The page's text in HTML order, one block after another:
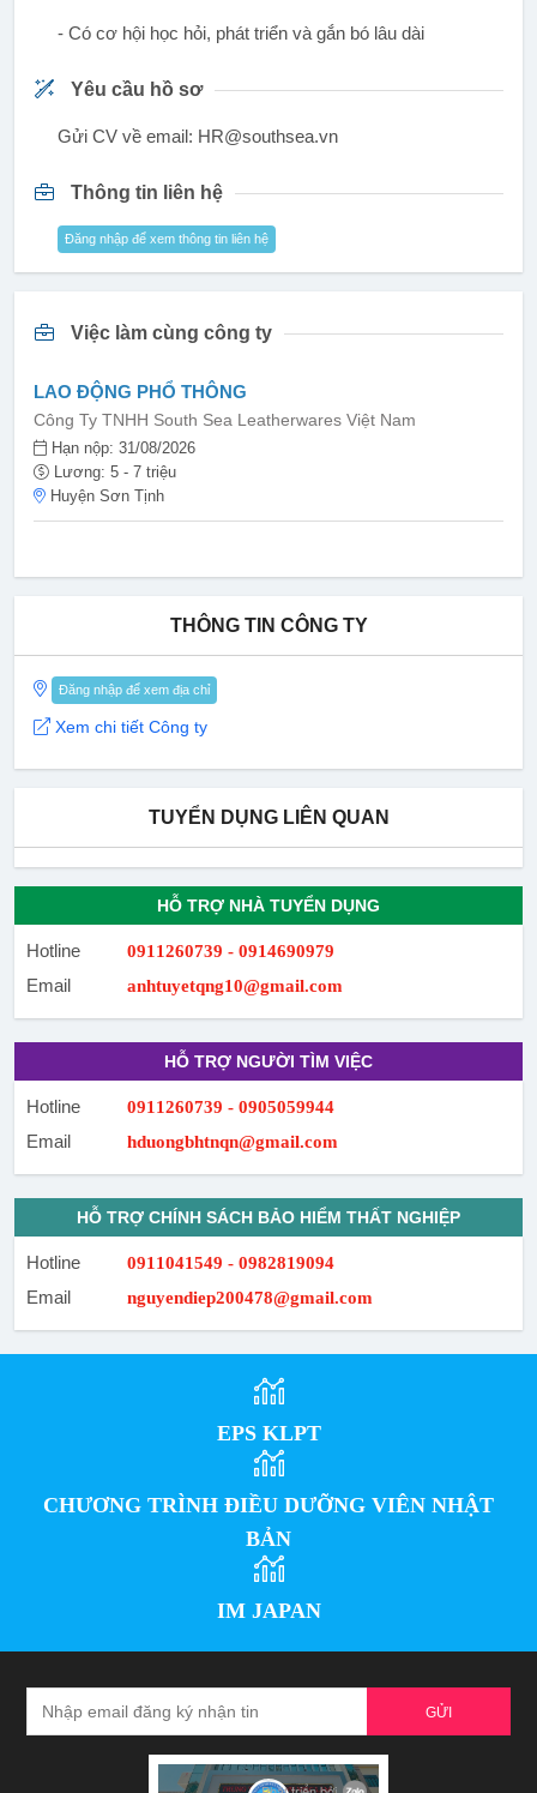
- Có cơ hội học hỏi, phát triển và gắn bó lâu dài
Yêu cầu hồ sơ
Gửi CV về email: HR@southsea.vn
Thông tin liên hệ
Đăng nhập để xem thông tin liên hệ
Việc làm cùng công ty
LAO ĐỘNG PHỔ THÔNG
Công Ty TNHH South Sea Leatherwares Việt Nam
Hạn nộp: 31/08/2026
Lương: 5 - 7 triệu
Huyện Sơn Tịnh
THÔNG TIN CÔNG TY
Đăng nhập để xem địa chỉ
Xem chi tiết Công ty
TUYỂN DỤNG LIÊN QUAN
HỖ TRỢ NHÀ TUYỂN DỤNG
Hotline 0911260739 - 0914690979
Email anhtuyetqng10@gmail.com
HỖ TRỢ NGƯỜI TÌM VIỆC
Hotline 0911260739 - 0905059944
Email hduongbhtnqn@gmail.com
HỖ TRỢ CHÍNH SÁCH BẢO HIỂM THẤT NGHIỆP
Hotline 0911041549 - 0982819094
Email nguyendiep200478@gmail.com
EPS KLPT
CHƯƠNG TRÌNH ĐIỀU DƯỠNG VIÊN NHẬT
BẢN
IM JAPAN
GỬI